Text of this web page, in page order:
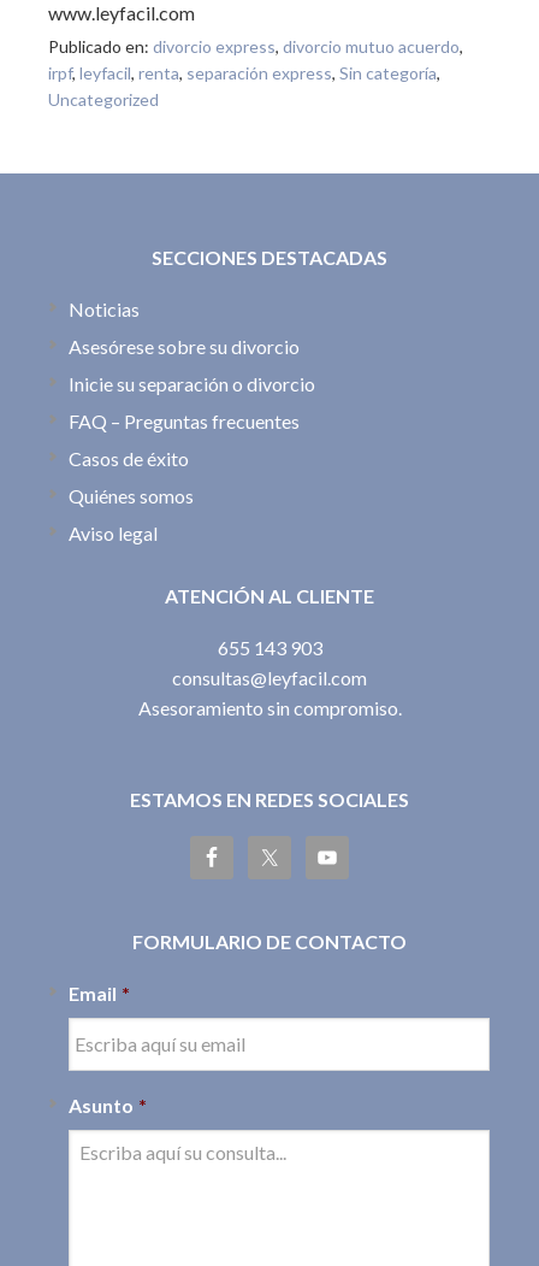
www.leyfacil.com
Publicado en: divorcio express, divorcio mutuo acuerdo,
irpf, leyfacil, renta, separación express, Sin categoría,
Uncategorized
SECCIONES DESTACADAS
Noticias
Asesórese sobre su divorcio
Inicie su separación o divorcio
FAQ – Preguntas frecuentes
Casos de éxito
Quiénes somos
Aviso legal
ATENCIÓN AL CLIENTE
655 143 903
consultas@leyfacil.com
Asesoramiento sin compromiso.
ESTAMOS EN REDES SOCIALES
FORMULARIO DE CONTACTO
Email *
Asunto *